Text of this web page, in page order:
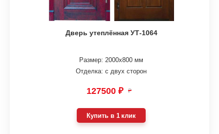
Дверь утеплённая УТ-1064
Размер: 2000х800 мм
Отделка: с двух сторон
127500 ₽ ₽
Купить в 1 клик